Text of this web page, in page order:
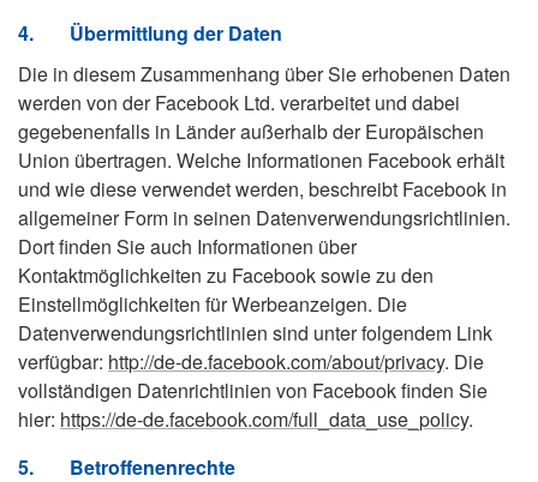
4.
Übermittlung der Daten
Die in diesem Zusammenhang über Sie erhobenen Daten
werden von der Facebook Ltd. verarbeitet und dabei
gegebenenfalls in Länder außerhalb der Europäischen
Union übertragen. Welche Informationen Facebook erhält
und wie diese verwendet werden, beschreibt Facebook in
allgemeiner Form in seinen Datenverwendungsrichtlinien.
Dort finden Sie auch Informationen über
Kontaktmöglichkeiten zu Facebook sowie zu den
Einstellmöglichkeiten für Werbeanzeigen. Die
Datenverwendungsrichtlinien sind unter folgendem Link
verfügbar: http://de-de.facebook.com/about/privacy. Die
vollständigen Datenrichtlinien von Facebook finden Sie
hier: https://de-de.facebook.com/full_data_use_policy.
5.
Betroffenenrechte